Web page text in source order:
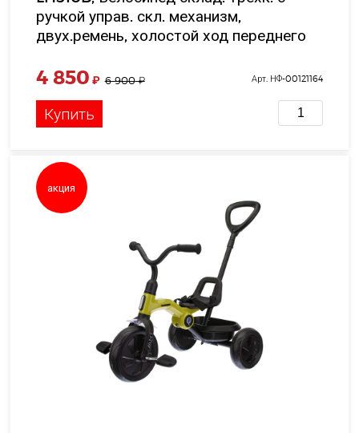
ручкой управ. скл. механизм,
двух.ремень, холостой ход переднего
в/к 52*37*25 см
4 850 ₽ 6 900₽ Арт. НФ-00121164
Купить
акция